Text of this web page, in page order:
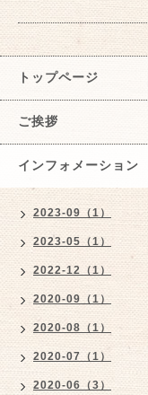
トップページ
ご挨拶
インフォメーション
2023-09（1）
2023-05（1）
2022-12（1）
2020-09（1）
2020-08（1）
2020-07（1）
2020-06（3）